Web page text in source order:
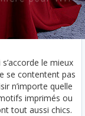
le mieux
se contentent pas
n’importe quelle
imprimés ou
tout aussi chics.